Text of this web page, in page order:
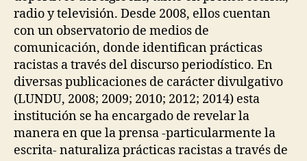
radio y televisión. Desde 2008, ellos cuentan
con un observatorio de medios de
comunicación, donde identifican prácticas
racistas a través del discurso periodístico. En
diversas publicaciones de carácter divulgativo
(LUNDU, 2008; 2009; 2010; 2012; 2014) esta
institución se ha encargado de revelar la
manera en que la prensa -particularmente la
escrita- naturaliza prácticas racistas a través de